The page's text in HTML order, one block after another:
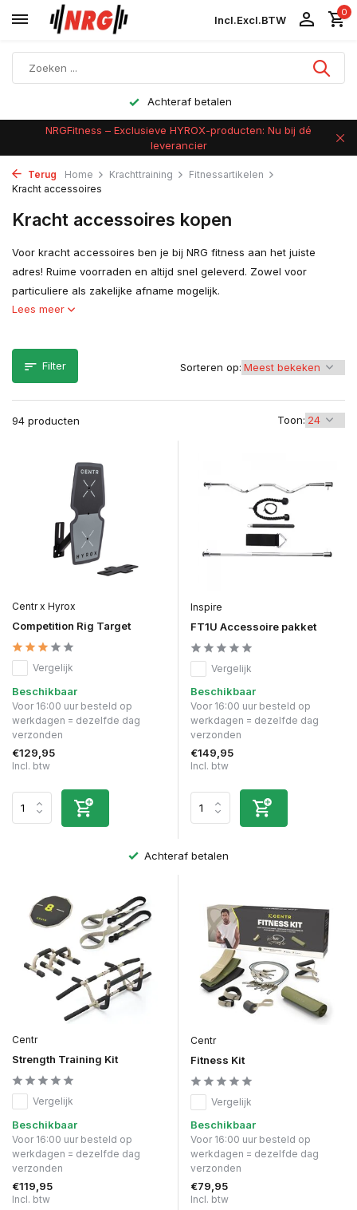
Incl.Excl.BTW
0
Achteraf betalen
NRGFitness – Exclusieve HYROX-producten: Nu bij dé
leverancier
Terug Home Krachttraining
Fitnessartikelen
Kracht accessoires
Kracht accessoires kopen
Voor kracht accessoires ben je bij NRG fitness aan het juiste
adres! Ruime voorraden en altijd snel geleverd. Zowel voor
particuliere als zakelijke afname mogelijk.
Lees meer
Filter
94 producten Toon:
Sorteren op:
Centr x Hyrox
Competition Rig Target
Vergelijk
Beschikbaar
Voor 16:00 uur besteld op
werkdagen = dezelfde dag
verzonden
€129,95
Incl. btw
Inspire
FT1U Accessoire pakket
Vergelijk
Beschikbaar
Voor 16:00 uur besteld op
werkdagen = dezelfde dag
verzonden
€149,95
Incl. btw
Achteraf betalen
Centr
Strength Training Kit
Vergelijk
Beschikbaar
Voor 16:00 uur besteld op
werkdagen = dezelfde dag
verzonden
€119,95
Incl. btw
Centr
Fitness Kit
Vergelijk
Beschikbaar
Voor 16:00 uur besteld op
werkdagen = dezelfde dag
verzonden
€79,95
Incl. btw